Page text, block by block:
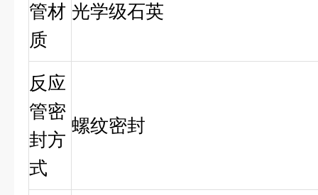
管材
质
光学级石英
反应
管密
封方
式
螺纹密封